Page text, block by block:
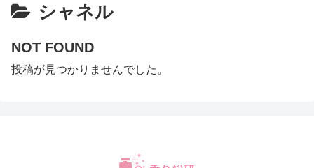
シャネル
NOT FOUND
投稿が見つかりませんでした。